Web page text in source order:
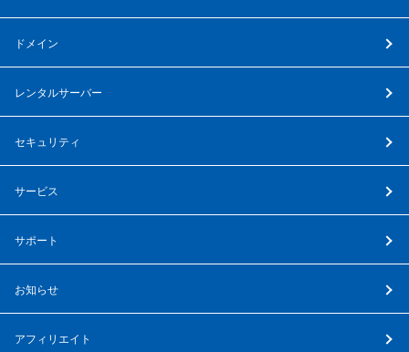
ドメイン
レンタルサーバー
セキュリティ
サービス
サポート
お知らせ
アフィリエイト